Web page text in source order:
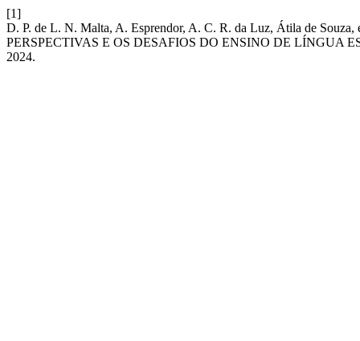
[1]
D. P. de L. N. Malta, A. Esprendor, A. C. R. da Luz, Átila de
PERSPECTIVAS E OS DESAFIOS DO ENSINO DE LÍNGUA
2024.